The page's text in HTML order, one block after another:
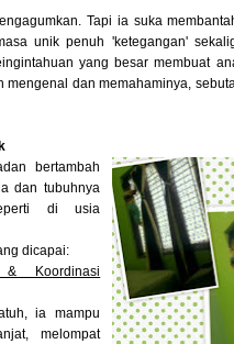
Tapi ia suka
unik penuh 'ketegangan'
yang besar membuat
mengenal dan memahaminya,
bertambah
dan tubuhnya
di usia
dicapai:
Koordinasi
ia mampu
melompat